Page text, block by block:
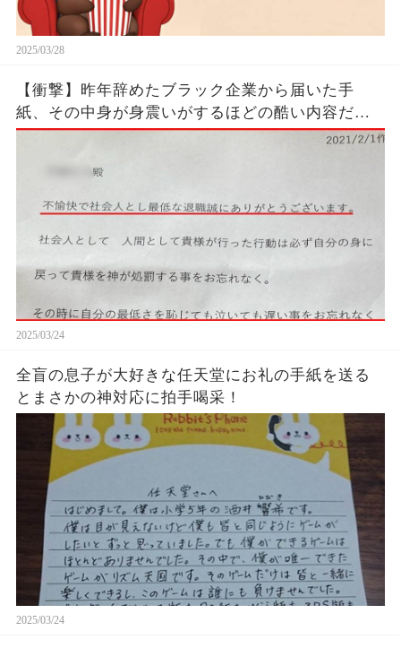
2025/03/28
【衝撃】昨年辞めたブラック企業から届いた手
紙、その中身が身震いがするほどの酷い内容だっ
た…...
2025/03/24
全盲の息子が大好きな任天堂にお礼の手紙を送る
とまさかの神対応に拍手喝采！
2025/03/24